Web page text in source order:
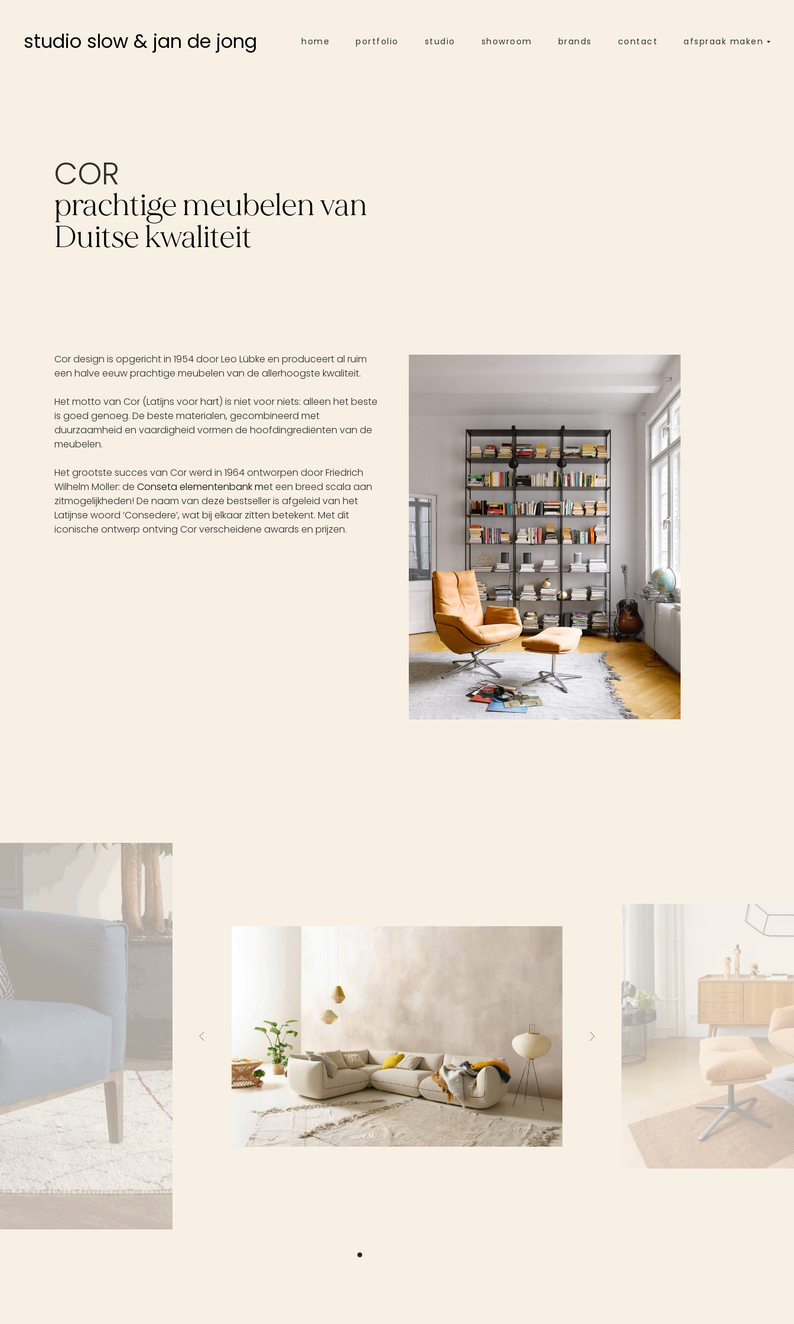
studio slow & jan de jong home portfolio studio showroom brands contact afspraak maken
COR
prachtige meubelen van
Duitse kwaliteit
Cor design is opgericht in 1954 door Leo Lübke en produceert al ruim
een halve eeuw prachtige meubelen van de allerhoogste kwaliteit.
Het motto van Cor (Latijns voor hart) is niet voor niets: alleen het beste
is goed genoeg. De beste materialen, gecombineerd met
duurzaamheid en vaardigheid vormen de hoofdingrediënten van de
meubelen.
Het grootste succes van Cor werd in 1964 ontworpen door Friedrich
Wilhelm Möller: de Conseta elementenbankmet een breed scala aan
zitmogelijkheden! De naam van deze bestseller is afgeleid van het
Latijnse woord ‘Consedere’, wat bij elkaar zitten betekent. Met dit
iconische ontwerp ontving Cor verscheidene awards en prijzen.